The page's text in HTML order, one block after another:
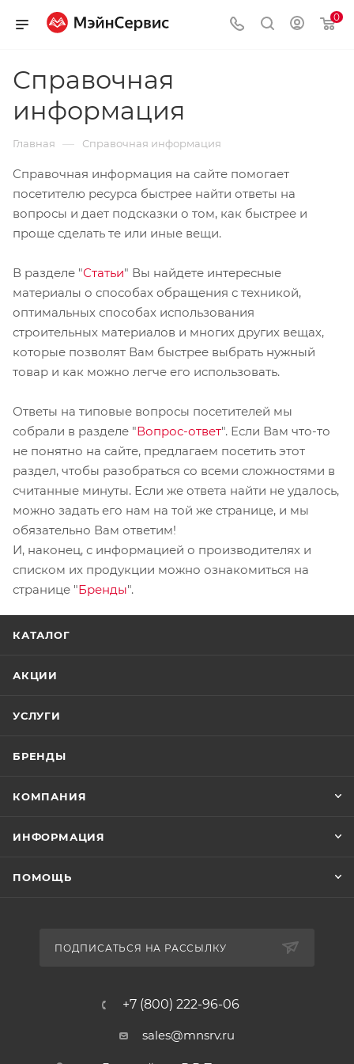
0
Справочная
информация
Главная — Справочная информация
Справочная информация на сайте помогает
посетителю ресурса быстрее найти ответы на
вопросы и дает подсказки о том, как быстрее и
проще сделать те или иные вещи.
В разделе "Статьи" Вы найдете интересные
материалы о способах обращения с техникой,
оптимальных способах использования
строительных материалов и многих других вещах,
которые позволят Вам быстрее выбрать нужный
товар и как можно легче его использовать.
Ответы на типовые вопросы посетителей мы
собрали в разделе "Вопрос-ответ". Если Вам что-то
не понятно на сайте, предлагаем посетить этот
раздел, чтобы разобраться со всеми сложностями в
считанные минуты. Если же ответа найти не удалось,
можно задать его нам на той же странице, и мы
обязательно Вам ответим!
И, наконец, с информацией о производителях и
списком их продукции можно ознакомиться на
странице "Бренды".
КАТАЛОГ
АКЦИИ
УСЛУГИ
БРЕНДЫ
КОМПАНИЯ
ИНФОРМАЦИЯ
ПОМОЩЬ
ПОДПИСАТЬСЯ НА РАССЫЛКУ
+7 (800) 222-96-06
sales@mnsrv.ru